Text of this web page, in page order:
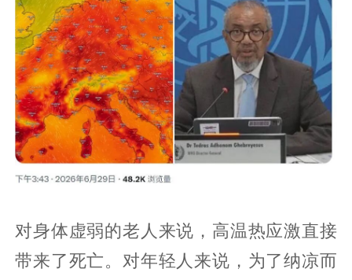
对身体虚弱的老人来说，高温热应激直接
带来了死亡。对年轻人来说，为了纳凉而